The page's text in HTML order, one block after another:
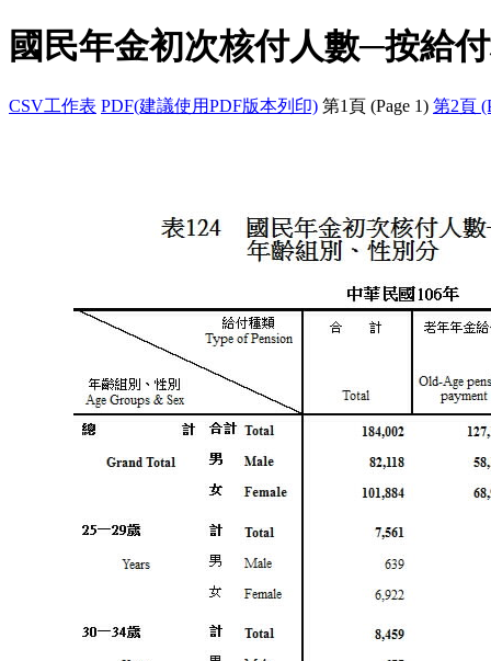
國民年金初次核付人數─按給
CSV工作表 PDF(建議使用PDF版本列印) 第1頁 (Page 1) 第2頁